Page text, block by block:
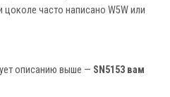
часто написано W5W или
описанию выше — SN5153 вам